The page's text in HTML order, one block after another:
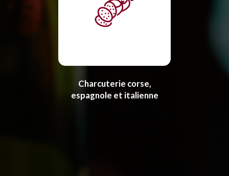
Charcuterie corse,
espagnole et italienne